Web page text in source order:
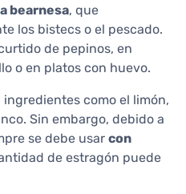
bearnesa, que
los bistecs o el pescado.
de pepinos, en
o en platos con huevo.
como el limón,
Sin embargo, debido a
se debe usar con
de estragón puede